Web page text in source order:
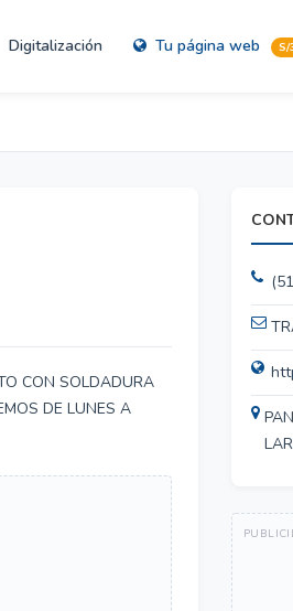
Digitalización Tu página web S/
CON SOLDADURA
DE LUNES A